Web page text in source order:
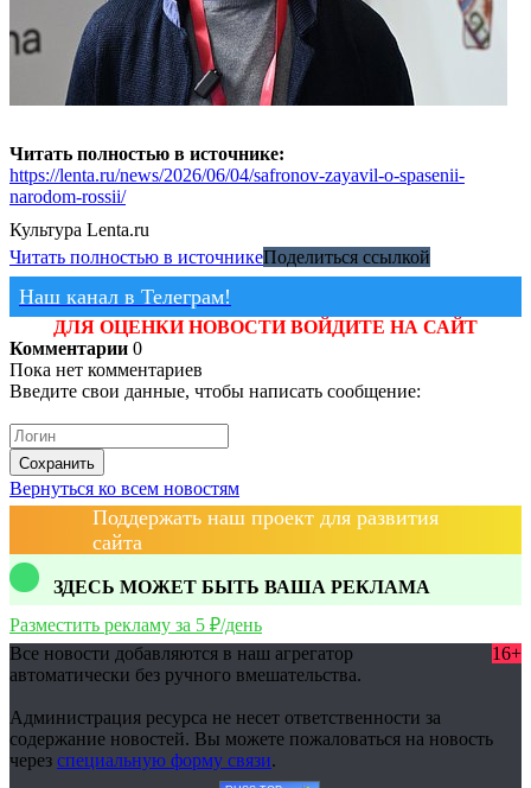
Читать полностью в источнике:
https://lenta.ru/news/2026/06/04/safronov-zayavil-o-spasenii-
narodom-rossii/
Культура Lenta.ru
Читать полностью в источникеПоделиться ссылкой
Наш канал в Телеграм!
ДЛЯ ОЦЕНКИ НОВОСТИ ВОЙДИТЕ НА САЙТ
Комментарии 0
Пока нет комментариев
Введите свои данные, чтобы написать сообщение:
Сохранить
Вернуться ко всем новостям
Поддержать наш проект для развития
сайта
ЗДЕСЬ МОЖЕТ БЫТЬ ВАША РЕКЛАМА
Разместить рекламу за 5 ₽/день
Все новости добавляются в наш агрегатор
автоматически без ручного вмешательства.
16+
Администрация ресурса не несет ответственности за
содержание новостей. Вы можете пожаловаться на новость
через специальную форму связи.